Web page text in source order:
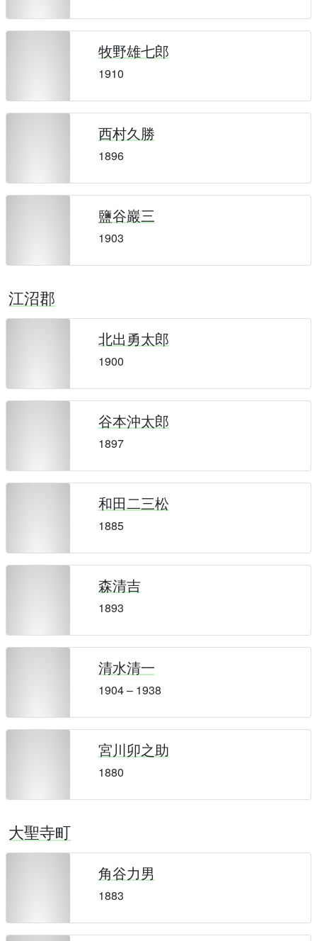
牧野雄七郎
1910
西村久勝
1896
鹽谷巖三
1903
江沼郡
北出勇太郎
1900
谷本沖太郎
1897
和田二三松
1885
森清吉
1893
清水清一
1904 – 1938
宮川卯之助
1880
大聖寺町
角谷力男
1883